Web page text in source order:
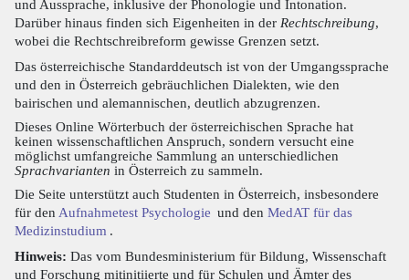
und Aussprache, inklusive der Phonologie und Intonation.
Darüber hinaus finden sich Eigenheiten in der Rechtschreibung,
wobei die Rechtschreibreform gewisse Grenzen setzt.
Das österreichische Standarddeutsch ist von der Umgangssprache
und den in Österreich gebräuchlichen Dialekten, wie den
bairischen und alemannischen, deutlich abzugrenzen.
Dieses Online Wörterbuch der österreichischen Sprache hat
keinen wissenschaftlichen Anspruch, sondern versucht eine
möglichst umfangreiche Sammlung an unterschiedlichen
Sprachvarianten in Österreich zu sammeln.
Die Seite unterstützt auch Studenten in Österreich, insbesondere
für den Aufnahmetest Psychologie und den MedAT für das
Medizinstudium .
Hinweis: Das vom Bundesministerium für Bildung, Wissenschaft
und Forschung mitinitiierte und für Schulen und Ämter des